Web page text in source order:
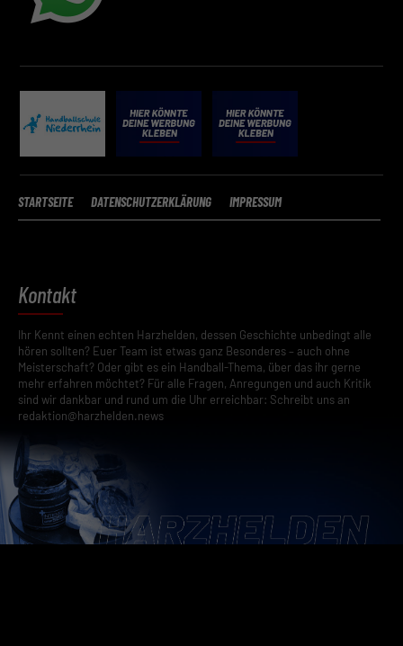
STARTSEITE DATENSCHUTZERKLÄRUNG IMPRESSUM
Kontakt
Ihr Kennt einen echten Harzhelden, dessen Geschichte unbedingt alle
hören sollten? Euer Team ist etwas ganz Besonderes – auch ohne
Meisterschaft? Oder gibt es ein Handball-Thema, über das ihr gerne
mehr erfahren möchtet? Für alle Fragen, Anregungen und auch Kritik
sind wir dankbar und rund um die Uhr erreichbar: Schreibt uns an
redaktion@harzhelden.news